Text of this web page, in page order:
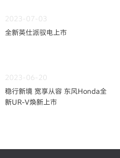
2023-07-03
全新英仕派驭电上市
2023-06-20
稳行新境 宽享从容 东风Honda全
新UR-V焕新上市